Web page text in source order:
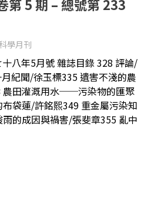
第 5 期 – 總號第 233
學月刊
八年5月號 雜誌目錄 328 評論/
紀聞/徐玉標335 遺害不淺的農
農田灌溉用水──污染物的匯聚
袋蓮/許銘熙349 重金屬污染知
的成因與禍害/張斐章355 亂中